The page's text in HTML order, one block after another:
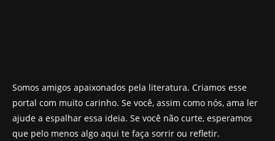
Somos amigos apaixonados pela literatura. Criamos esse
portal com muito carinho. Se você, assim como nós, ama ler
ajude a espalhar essa ideia. Se você não curte, esperamos
que pelo menos algo aqui te faça sorrir ou refletir.